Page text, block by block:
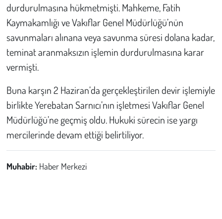
durdurulmasına hükmetmişti. Mahkeme, Fatih
Kaymakamlığı ve Vakıflar Genel Müdürlüğü’nün
savunmaları alınana veya savunma süresi dolana kadar,
teminat aranmaksızın işlemin durdurulmasına karar
vermişti.
Buna karşın 2 Haziran’da gerçekleştirilen devir işlemiyle
birlikte Yerebatan Sarnıcı’nın işletmesi Vakıflar Genel
Müdürlüğü’ne geçmiş oldu. Hukuki sürecin ise yargı
mercilerinde devam ettiği belirtiliyor.
Muhabir: Haber Merkezi